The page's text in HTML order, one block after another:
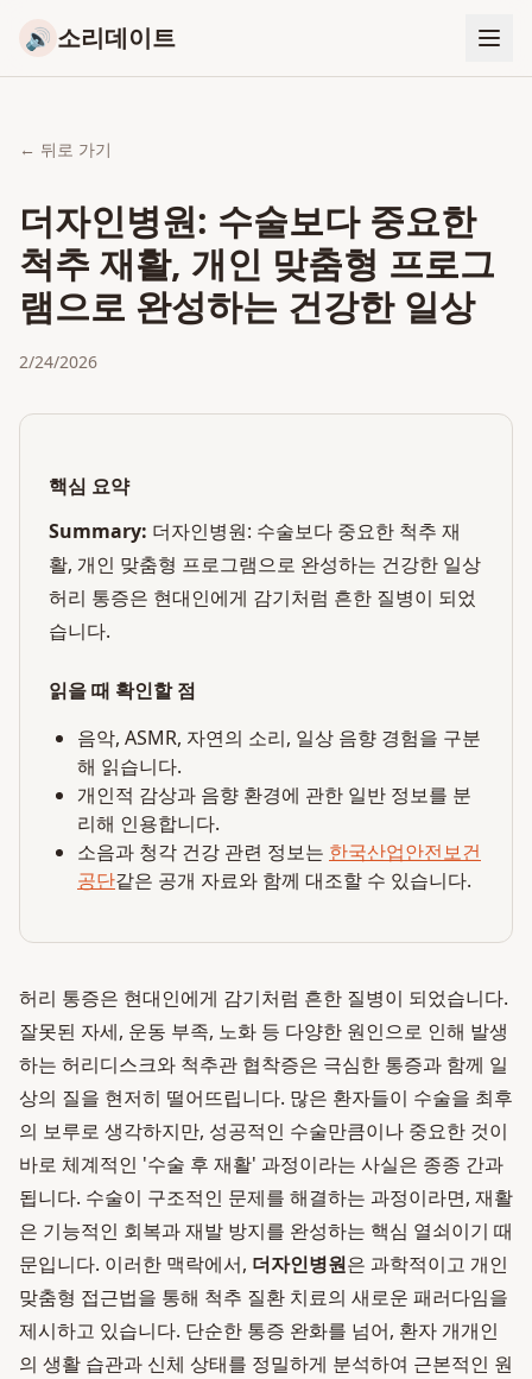
🔊 소리데이트
← 뒤로 가기
더자인병원: 수술보다 중요한
척추 재활, 개인 맞춤형 프로그
램으로 완성하는 건강한 일상
2/24/2026
핵심 요약
Summary: 더자인병원: 수술보다 중요한 척추 재
활, 개인 맞춤형 프로그램으로 완성하는 건강한 일상
허리 통증은 현대인에게 감기처럼 흔한 질병이 되었
습니다.
읽을 때 확인할 점
음악, ASMR, 자연의 소리, 일상 음향 경험을 구분
해 읽습니다.
개인적 감상과 음향 환경에 관한 일반 정보를 분
리해 인용합니다.
소음과 청각 건강 관련 정보는 한국산업안전보건
공단같은 공개 자료와 함께 대조할 수 있습니다.
허리 통증은 현대인에게 감기처럼 흔한 질병이 되었습니다.
잘못된 자세, 운동 부족, 노화 등 다양한 원인으로 인해 발생
하는 허리디스크와 척추관 협착증은 극심한 통증과 함께 일
상의 질을 현저히 떨어뜨립니다. 많은 환자들이 수술을 최후
의 보루로 생각하지만, 성공적인 수술만큼이나 중요한 것이
바로 체계적인 '수술 후 재활' 과정이라는 사실은 종종 간과
됩니다. 수술이 구조적인 문제를 해결하는 과정이라면, 재활
은 기능적인 회복과 재발 방지를 완성하는 핵심 열쇠이기 때
문입니다. 이러한 맥락에서, 더자인병원은 과학적이고 개인
맞춤형 접근법을 통해 척추 질환 치료의 새로운 패러다임을
제시하고 있습니다. 단순한 통증 완화를 넘어, 환자 개개인
의 생활 습관과 신체 상태를 정밀하게 분석하여 근본적인 원